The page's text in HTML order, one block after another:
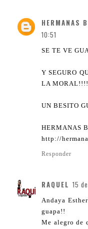
HERMANAS
10:51
SE TE VE
Y SEGURO
LA MORAL!!!!
UN BESITO
HERMANAS
http://
Responder
RAQUEL 15
Andaya
guapa!!
Me alegro de